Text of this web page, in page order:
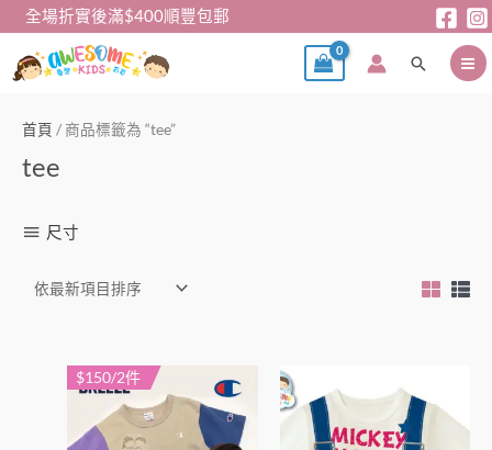
全場折實後滿$400順豐包郵
搜
首頁 / 商品標籤為 “tee”
tee
尺寸
$150/2件
此
產
產